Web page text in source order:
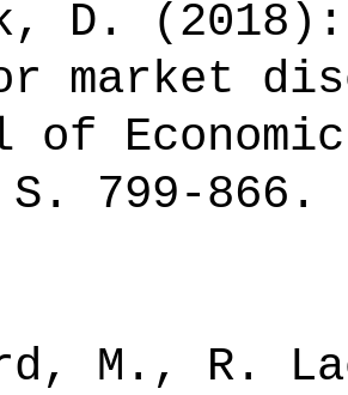
D.
market
of
799-866.
M., R.